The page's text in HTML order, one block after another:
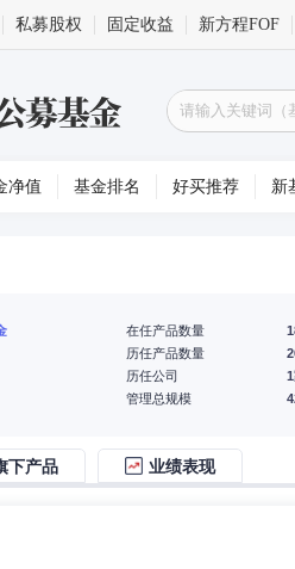
私募股权 固定收益 新方程FOF
净值 基金排名 好买推荐 新
在任产品数量
历任产品数量
历任公司
管理总规模
下产品 业绩表现